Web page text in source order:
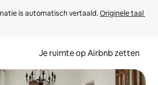
is automatisch vertaald. Originele taal
Je ruimte op Airbnb zetten